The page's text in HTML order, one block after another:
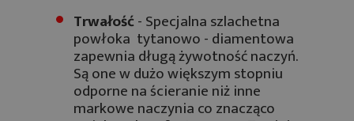
Trwałość- Specjalna szlachetna
powłoka tytanowo - diamentowa
zapewnia długą żywotność naczyń.
Są one w dużo większym stopniu
odporne na ścieranie niż inne
markowe naczynia co znacząco